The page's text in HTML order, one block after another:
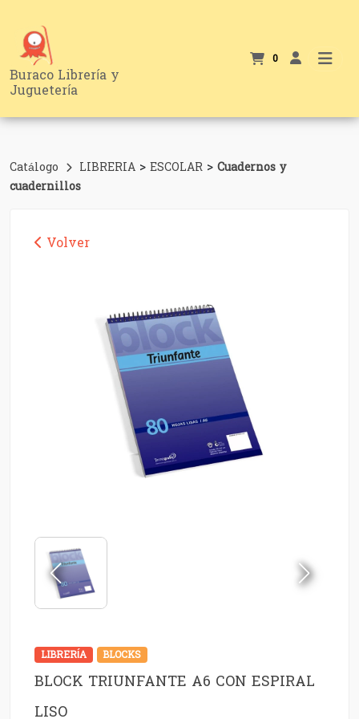
Buraco Librería y
Juguetería
0
Catálogo LIBRERIA > ESCOLAR > Cuadernos y
cuadernillos
Volver
LIBRERÍA BLOCKS
BLOCK TRIUNFANTE A6 CON ESPIRAL
LISO